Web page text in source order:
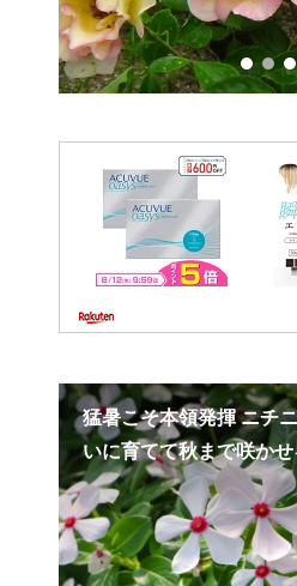
猛暑こそ本領発揮 ニチ
いに育てて秋まで咲か